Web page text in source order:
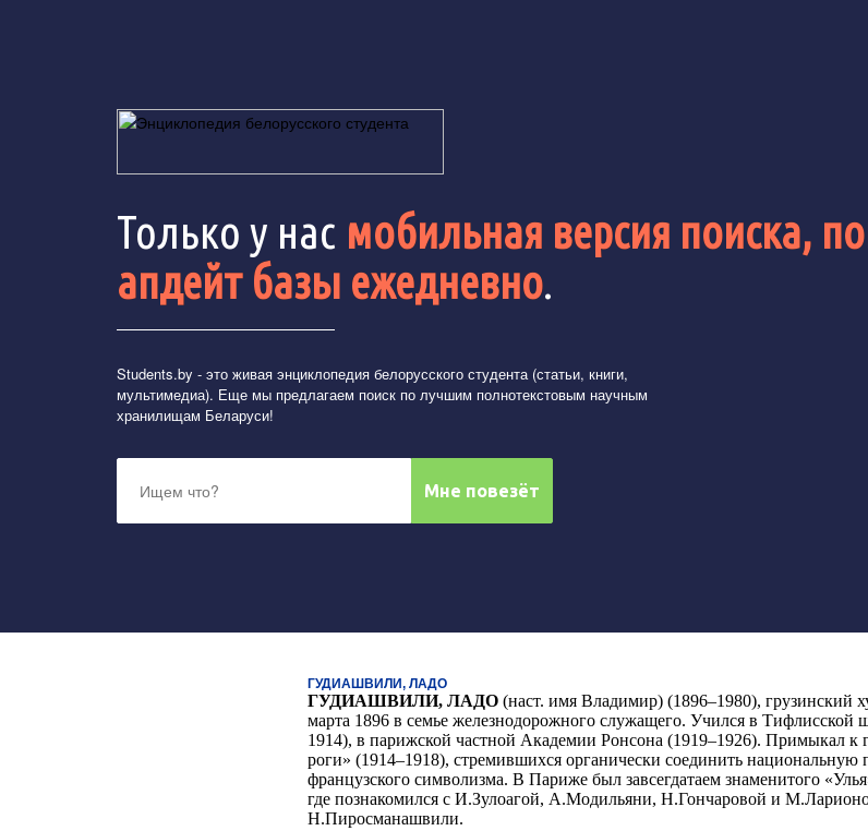
Только у нас мобильная версия поиска,
апдейт базы ежедневно.
Students.by - это живая энциклопедия белорусского студента (статьи, книги,
мультимедиа). Еще мы предлагаем поиск по лучшим полнотекстовым научным
хранилищам Беларуси!
ГУДИАШВИЛИ, ЛАДО
ГУДИАШВИЛИ, ЛАДО (наст. имя Владимир) (1896–1980), грузинский
марта 1896 в семье железнодорожного служащего. Учился в Тифлисской
1914), в парижской частной Академии Ронсона (1919–1926). Примыкал к
роги» (1914–1918), стремившихся органически соединить национальную
французского символизма. В Париже был завсегдатаем знаменитого
где познакомился с И.Зулоагой, А.Модильяни, Н.Гончаровой и
Н.Пиросманашвили.